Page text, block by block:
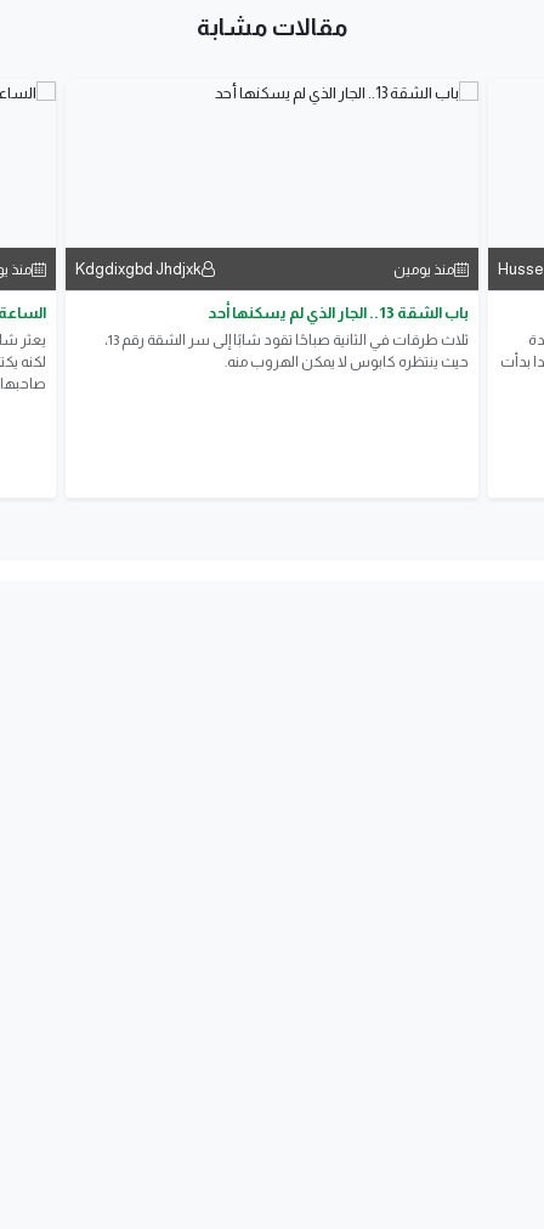
مقالات مشابة
160 شخصاً،ورندا بدأت
منذ يومين Kdgdixgbd Jhdjxk
باب الشقة 13.. الجار الذي لم يسكنها أحد
ثلاث طرقات في الثانية صباحًا تقود شابًا إلى سر الشقة رقم 13،
حيث ينتظره كابوس لا يمكن الهروب منه.
منذ
يعثر
لكنه